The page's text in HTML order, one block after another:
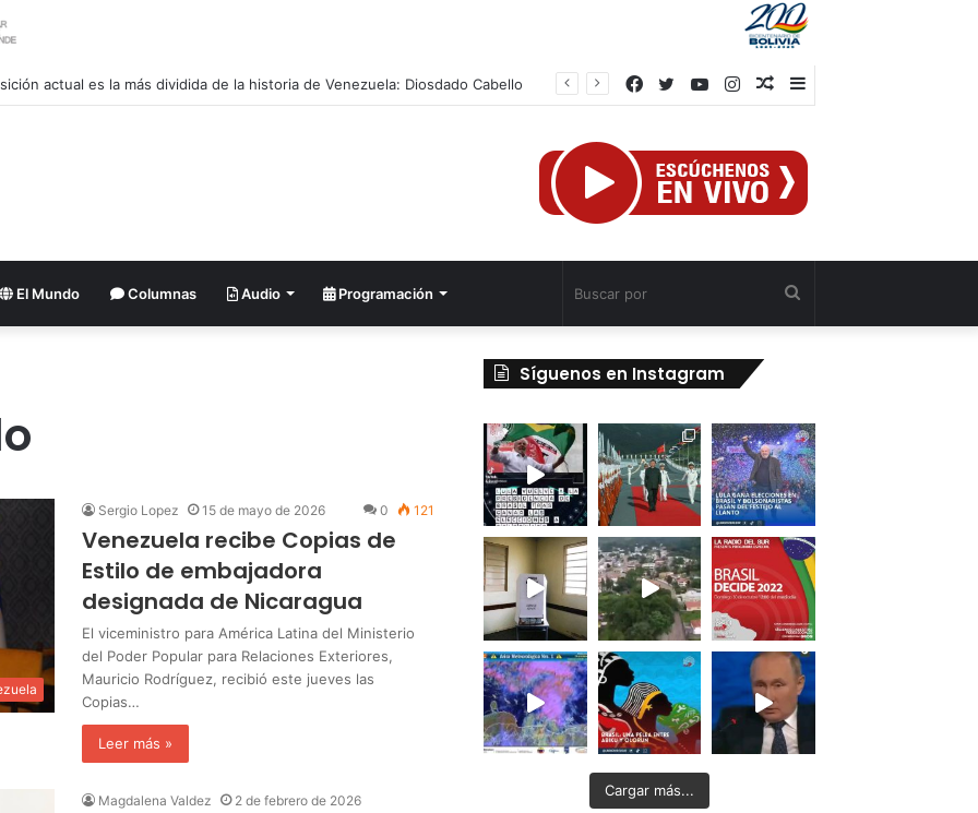
actual es la más dividida de la historia de Venezuela: Diosdado Cabello
Barra
Publicación
azar
Instagram
YouTube
Twitter
Facebook
El Mundo Columnas Audio Programación
Sergio Lopez 15 de mayo de 2026 0 121
Venezuela recibe Copias de
Estilo de embajadora
designada de Nicaragua
El viceministro para América Latina del Ministerio
del Poder Popular para Relaciones Exteriores,
Mauricio Rodríguez, recibió este jueves las
Copias…
Leer más »
Magdalena Valdez
2 de febrero de 2026
Síguenos en Instagram
Cargar más...